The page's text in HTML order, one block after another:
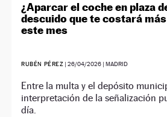
¿Aparcar el coche en plaza
descuido que te costará
este mes
RUBÉN PÉREZ |26/04/2026 | MADRID
Entre la multa y el depósito
interpretación de la señalización
día.